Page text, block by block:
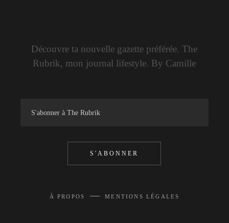
Découvre ta nouvelle gazette préférée. The
Rubrik, mon journal lifestyle. By Camille
S'ABONNER
À PROPOS — MENTIONS LÉGALES